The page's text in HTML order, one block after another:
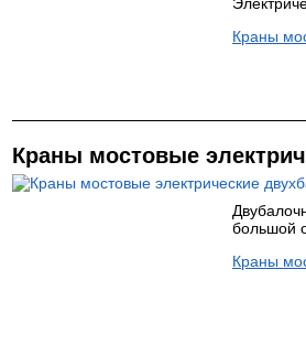
Краны
Краны мостовые
большой
Краны